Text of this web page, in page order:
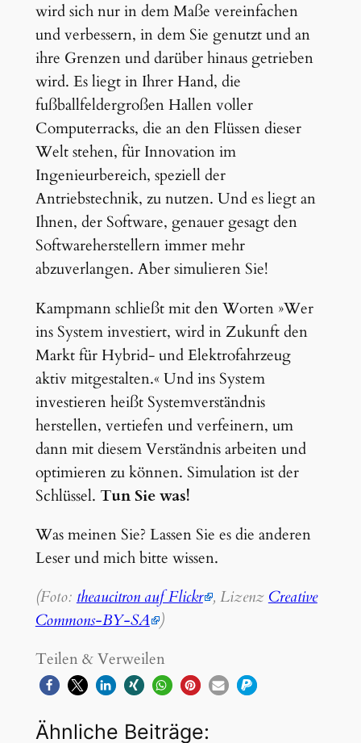
wird sich nur in dem Maße vereinfachen
und verbessern, in dem Sie genutzt und an
ihre Grenzen und darüber hinaus getrieben
wird. Es liegt in Ihrer Hand, die
fußballfeldergroßen Hallen voller
Computerracks, die an den Flüssen dieser
Welt stehen, für Innovation im
Ingenieurbereich, speziell der
Antriebstechnik, zu nutzen. Und es liegt an
Ihnen, der Software, genauer gesagt den
Softwareherstellern immer mehr
abzuverlangen. Aber simulieren Sie!
Kampmann schließt mit den Worten »Wer
ins System investiert, wird in Zukunft den
Markt für Hybrid- und Elektrofahrzeug
aktiv mitgestalten.« Und ins System
investieren heißt Systemverständnis
herstellen, vertiefen und verfeinern, um
dann mit diesem Verständnis arbeiten und
optimieren zu können. Simulation ist der
Schlüssel. Tun Sie was!
Was meinen Sie? Lassen Sie es die anderen
Leser und mich bitte wissen.
(Foto: theaucitron auf Flickr , Lizenz Creative
Commons-BY-SA )
Teilen & Verweilen
Ähnliche Beiträge: